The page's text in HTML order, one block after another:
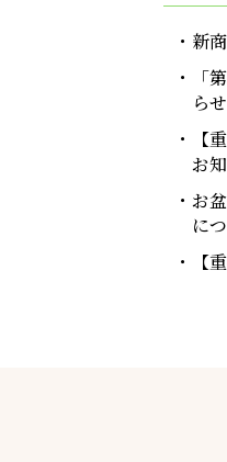
新
「
らせ
【
お
お
に
【